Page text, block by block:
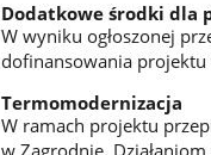
Dodatkowe środki dla
W wyniku ogłoszonej
dofinansowania projektu
Termomodernizacja
W ramach projektu
w Zagrodnie.